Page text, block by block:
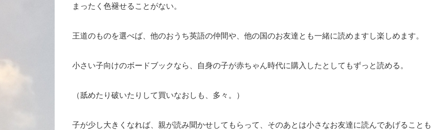
まったく色褪せることがない。
王道のものを選べば、他のおうち英語の仲間や、他の国のお友達とも一緒に読めますし楽しめます。
小さい子向けのボードブックなら、自身の子が赤ちゃん時代に購入したとしてもずっと読める。
（舐めたり破いたりして買いなおしも、多々。）
子が少し大きくなれば、親が読み聞かせしてもらって、そのあとは小さなお友達に読んであげることも